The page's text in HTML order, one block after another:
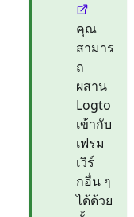
คุณ
สามาร
ถ
ผสาน
Logto
เข้ากับ
เฟรม
เวิร์
กอื่น ๆ
ได้ด้วย